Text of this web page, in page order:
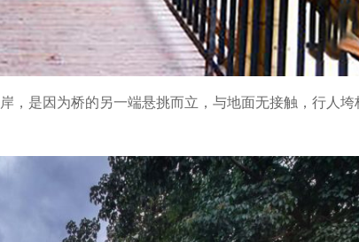
，是因为桥的另一端悬挑而立，与地面无接触，行人垮